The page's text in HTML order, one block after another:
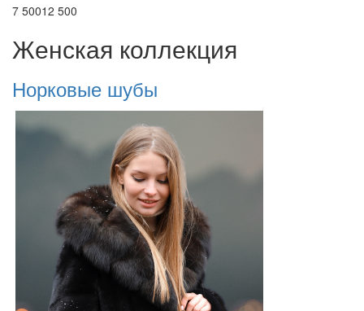
7 50012 500
Женская коллекция
Норковые шубы